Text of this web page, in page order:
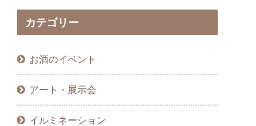
カテゴリー
お酒のイベント
アート・展示会
イルミネーション